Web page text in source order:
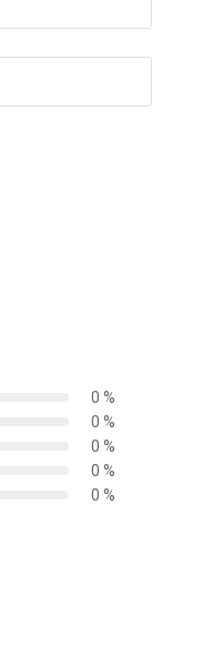
0 %
0 %
0 %
0 %
0 %